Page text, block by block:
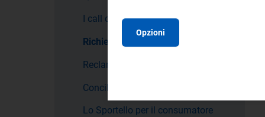
I call center
Richiesta informazioni
Reclami
Conciliazione
Lo Sportello per il consumatore
Opzioni